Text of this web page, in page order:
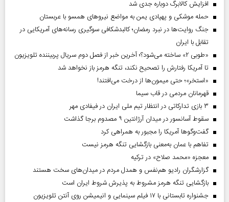
افزایش کالابرگ دوباره جدی شد
حمله موشکی و پهپادی یمن به مواضع نیروهای همسو با عربستان
جنگ روایت‌ها در نبرد رمضان؛ کالبدشکافی سوگیری رسانه‌های آمریکایی در
تقابل با ایران
«طوبی ۲» ساخته می‌شود؟؛ آخرین خبر از فصل دوم سریال پربیننده تلویزیون
تا آمریکا رفتارش را تصحیح نکند، تنگه هرمز باز نخواهد شد
«استخر»‌‌؛ حتی میمون‌ها از درخت می‌افتند!
قهرمانان مردمی در قاب سیما
۳ بازی تدارکاتی در انتظار تیم ملی ایران در فیفادی مهر
سقوط آسانسور در میدان آرژانتین ۹ مصدوم برجا گذاشت
گفت‌وگوها آمریکا را مجبور به همراهی کرد
تفاهم با عمان به‌معنی بازگشایی تنگه هرمز نیست
معجزه «محمد صلاح» در ترکیه
گزارشگران رادیو هم‌نفس و همدل مردم در میدان‌های سخت هستند
بازگشایی تنگه هرمز مشروط به پذیرش شروط ایران است
جشنواره تابستانی با ۱۷ فیلم سینمایی و انیمیشن روی آنتن تلویزیون